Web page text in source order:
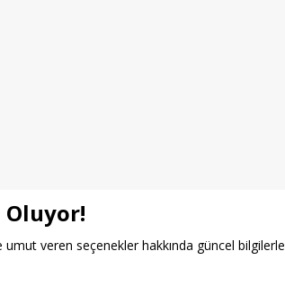
umut veren seçenekler hakkında güncel bilgilerle